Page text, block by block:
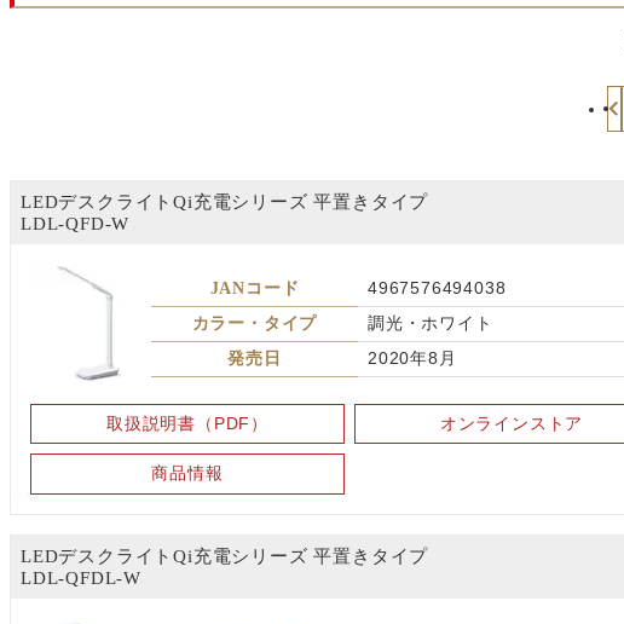
LEDデスクライトQi充電シリーズ 平置きタイプ
LDL-QFD-W
JANコード
4967576494038
カラー・タイプ
調光・ホワイト
発売日
2020年8月
取扱説明書（PDF） オンラインストア
商品情報
LEDデスクライトQi充電シリーズ 平置きタイプ
LDL-QFDL-W